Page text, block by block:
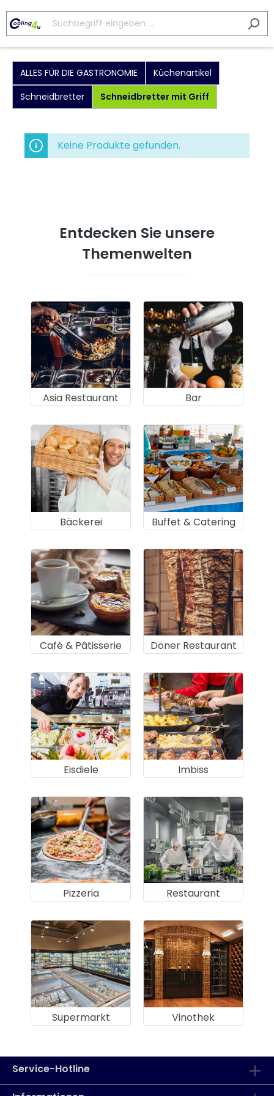
ALLES FÜR DIE GASTRONOMIE
Küchenartikel
Schneidbretter
Schneidbretter mit Griff
Keine Produkte gefunden.
Entdecken Sie unsere
Themenwelten
Asia Restaurant Bar
Bäckerei Buffet & Catering
Café & Pâtisserie Döner Restaurant
Eisdiele Imbiss
Pizzeria Restaurant
Supermarkt Vinothek
Service-Hotline